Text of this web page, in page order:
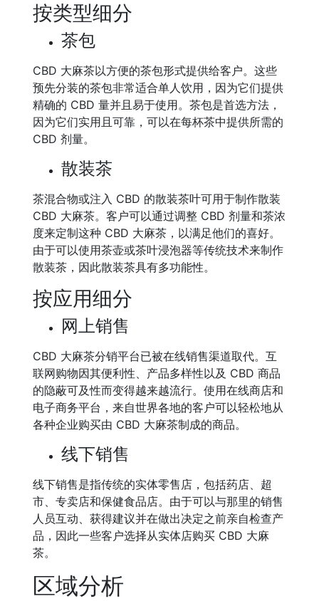
按类型细分
茶包
CBD 大麻茶以方便的茶包形式提供给客户。这些
预先分装的茶包非常适合单人饮用，因为它们提供
精确的 CBD 量并且易于使用。茶包是首选方法，
因为它们实用且可靠，可以在每杯茶中提供所需的
CBD 剂量。
散装茶
茶混合物或注入 CBD 的散装茶叶可用于制作散装
CBD 大麻茶。客户可以通过调整 CBD 剂量和茶浓
度来定制这种 CBD 大麻茶，以满足他们的喜好。
由于可以使用茶壶或茶叶浸泡器等传统技术来制作
散装茶，因此散装茶具有多功能性。
按应用细分
网上销售
CBD 大麻茶分销平台已被在线销售渠道取代。互
联网购物因其便利性、产品多样性以及 CBD 商品
的隐蔽可及性而变得越来越流行。使用在线商店和
电子商务平台，来自世界各地的客户可以轻松地从
各种企业购买由 CBD 大麻茶制成的商品。
线下销售
线下销售是指传统的实体零售店，包括药店、超
市、专卖店和保健食品店。由于可以与那里的销售
人员互动、获得建议并在做出决定之前亲自检查产
品，因此一些客户选择从实体店购买 CBD 大麻
茶。
区域分析